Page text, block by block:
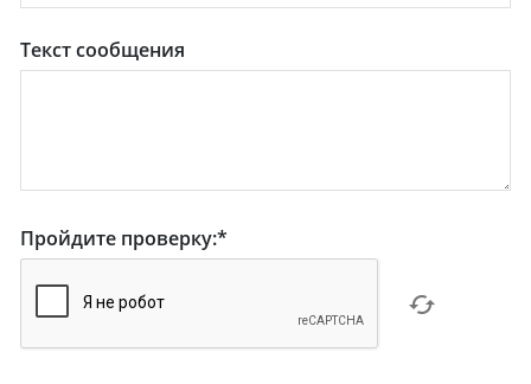
Текст сообщения
Пройдите проверку:*